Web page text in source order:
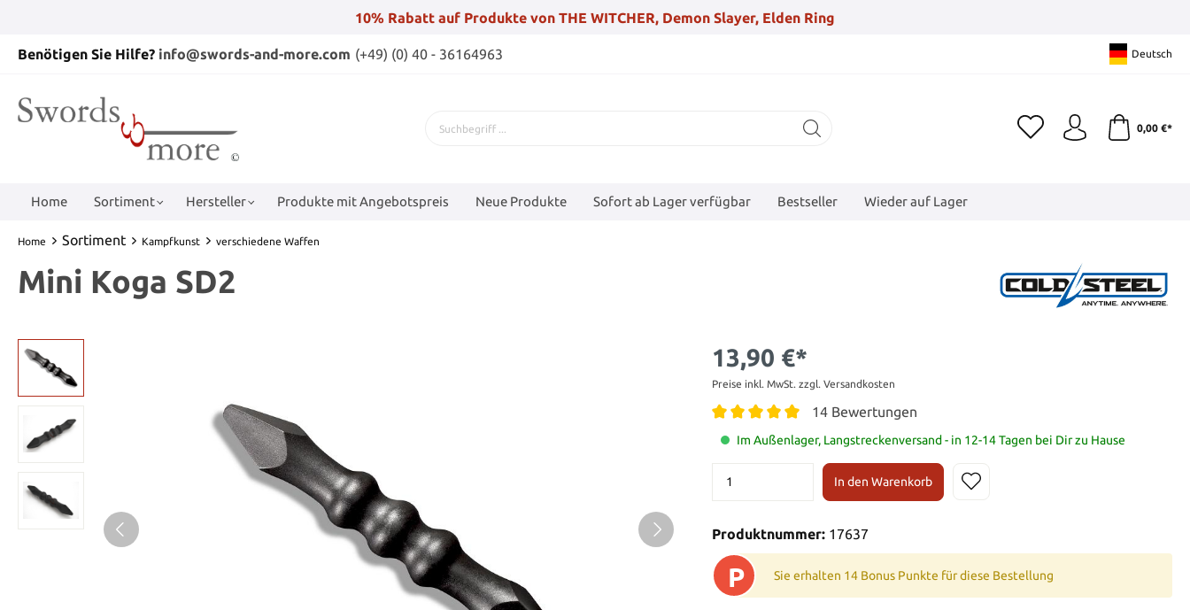
10% Rabatt auf Produkte von THE WITCHER, Demon Slayer, Elden Ring
Benötigen Sie Hilfe? info@swords-and-more.com (+49) (0) 40 - 36164963 Deutsch
0,00 €*
Home Sortiment Hersteller Produkte mit Angebotspreis Neue Produkte Sofort ab Lager verfügbar Bestseller Wieder auf Lager
Home Sortiment Kampfkunst verschiedene Waffen
Mini Koga SD2
13,90 €*
Preise inkl. MwSt. zzgl. Versandkosten
14 Bewertungen
Im Außenlager, Langstreckenversand - in 12-14 Tagen bei Dir zu Hause
In den Warenkorb
Produktnummer: 17637
P Sie erhalten 14 Bonus Punkte für diese Bestellung